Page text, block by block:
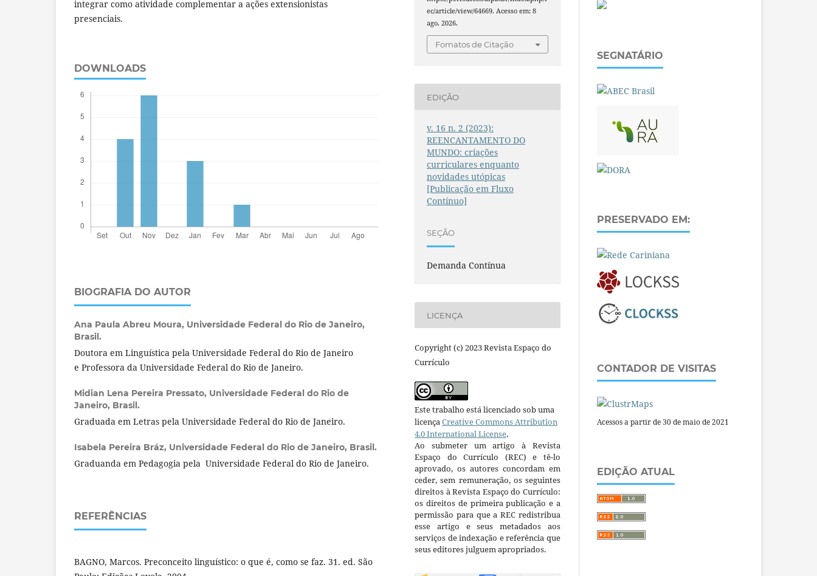
integrar como atividade complementar a ações extensionistas
presenciais.
DOWNLOADS
BIOGRAFIA DO AUTOR
Ana Paula Abreu Moura, Universidade Federal do Rio de Janeiro,
Brasil.
Doutora em Linguística pela Universidade Federal do Rio de Janeiro
e Professora da Universidade Federal do Rio de Janeiro.
Midian Lena Pereira Pressato, Universidade Federal do Rio de
Janeiro, Brasil.
Graduada em Letras pela Universidade Federal do Rio de Janeiro.
Isabela Pereira Bráz, Universidade Federal do Rio de Janeiro, Brasil.
Graduanda em Pedagogia pela Universidade Federal do Rio de Janeiro.
REFERÊNCIAS
BAGNO, Marcos. Preconceito linguístico: o que é, como se faz. 31. ed. São
ec/article/view/64669. Acesso em: 8
ago. 2026.
Fomatos de Citação
EDIÇÃO
v. 16 n. 2 (2023):
REENCANTAMENTO DO
MUNDO: criações
curriculares enquanto
novidades utópicas
[Publicação em Fluxo
Contínuo]
SEÇÃO
Demanda Contínua
LICENÇA
Copyright (c) 2023 Revista Espaço do
Currículo
Este trabalho está licenciado sob uma
licençaCreative Commons Attribution
4.0 International License.
Ao submeter um artigo à Revista
Espaço do Currículo (REC) e tê-lo
aprovado, os autores concordam em
ceder, sem remuneração, os seguintes
direitos à Revista Espaço do Currículo:
os direitos de primeira publicação e a
permissão para que a REC redistribua
esse artigo e seus metadados aos
serviços de indexação e referência que
seus editores julguem apropriados.
SEGNATÁRIO
PRESERVADO EM:
CONTADOR DE VISITAS
Acessos a partir de 30 de maio de 2021
EDIÇÃO ATUAL